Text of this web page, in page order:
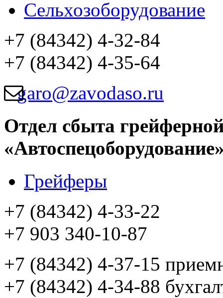
Сельхозоборудование
+7 (84342) 4-32-84
+7 (84342) 4-35-64
garo@zavodaso.ru
Отдел сбыта
Грейферы
+7 (84342) 4-33-22
+7 903 340-10-87
+7 (84342) 4-37-15
+7 (84342) 4-34-88